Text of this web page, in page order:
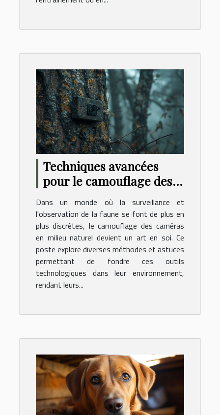
Techniques avancées
pour le camouflage des
caméras en milieu
naturel
Dans un monde où la surveillance et
l'observation de la faune se font de plus en
plus discrètes, le camouflage des caméras
en milieu naturel devient un art en soi. Ce
poste explore diverses méthodes et astuces
permettant de fondre ces outils
technologiques dans leur environnement,
rendant leurs...